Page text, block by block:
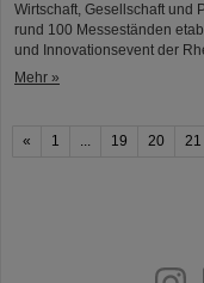
Wirtschaft, Gesellschaft und
rund 100 Messeständen
und Innovationsevent der
Mehr »
« 1 ... 19 20 21
youtube